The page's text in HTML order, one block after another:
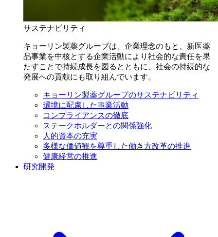
サステナビリティ
キョーリン製薬グループは、企業理念のもと、新医薬
品事業を中核とする企業活動により社会的な責任を果
たすことで持続成長を図るとともに、社会の持続的な
発展への貢献にも取り組んでいます。
キョーリン製薬グループのサステナビリティ
環境に配慮した事業活動
コンプライアンスの徹底
ステークホルダーとの関係強化
人的資本の充実
多様な価値観を尊重した働き方改革の推進
健康経営の推進
研究開発